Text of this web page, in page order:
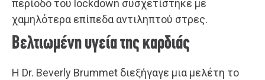
περίοδο του lockdown συσχετίστηκε με
χαμηλότερα επίπεδα αντιληπτού στρες.
Βελτιωμένη υγεία της καρδιάς
Η Dr. Beverly Brummet διεξήγαγε μια μελέτη το